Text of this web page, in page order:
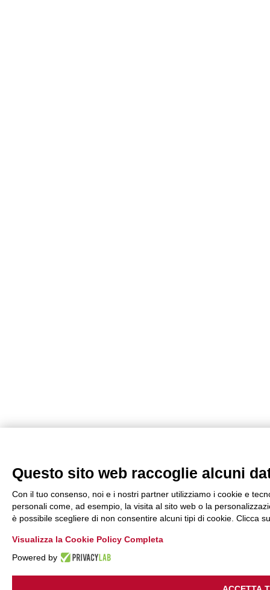
Questo sito web raccoglie alcuni
Con il tuo consenso, noi e i nostri partner utilizziamo i cookie e
personali come, ad esempio, la visita al sito web o la
è possibile scegliere di non consentire alcuni tipi di cookie. Clicca
Visualizza la Cookie Policy Completa
Powered by